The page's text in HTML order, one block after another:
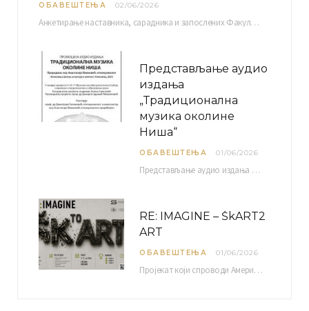
ОБАВЕШТЕЊА 02/06/2026
Анкетирање наставника, сарадника и запослених Факултета уметности у Нишу ради сачињавања Извештаја о самовредновању биће…
Представљање аудио
издања
„Традиционална
музика околине
Ниша“
ОБАВЕШТЕЊА 01/06/2026
Представљање аудио издања “Традиционална музика околине Ниша” организује се у оквиру пројекта О-10-17 Музичко наслеђе…
RE: IMAGINE – ŠkART2
ART
ОБАВЕШТЕЊА 01/06/2026
Пројекат који спроводи Америчка привредна комора уз подршку компаније Philip Morris International, са циљем повезивања…